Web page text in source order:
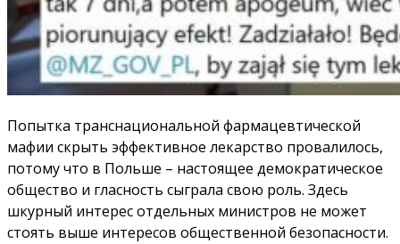
Попытка транснациональной фармацевтической
мафии скрыть эффективное лекарство провалилось,
потому что в Польше – настоящее демократическое
общество и гласность сыграла свою роль. Здесь
шкурный интерес отдельных министров не может
стоять выше интересов общественной безопасности.